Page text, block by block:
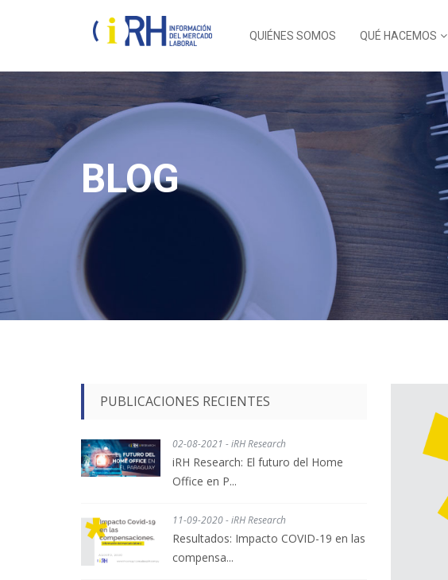
QUIÉNES SOMOS QUÉ HACEMOS
BLOG
PUBLICACIONES RECIENTES
02-08-2021 - iRH Research
iRH Research: El futuro del Home
Office en P...
11-09-2020 - iRH Research
Resultados: Impacto COVID-19 en las
compensa...